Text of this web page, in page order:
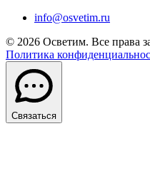
info@osvetim.ru
© 2026 Осветим. Все права
Политика
Связаться